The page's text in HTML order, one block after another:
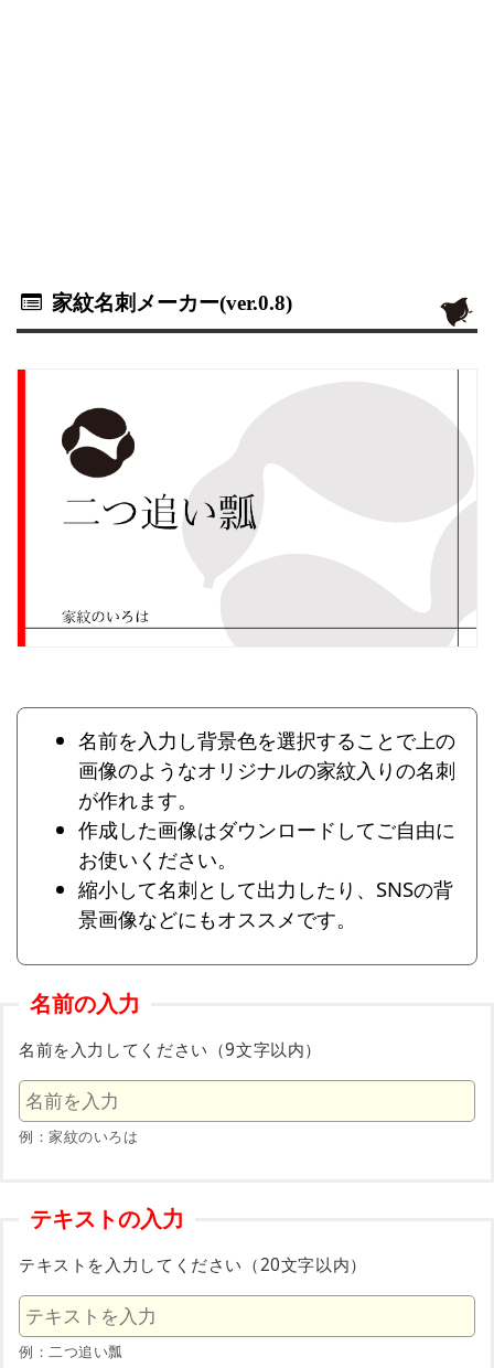
家紋名刺メーカー(ver.0.8)
名前を入力し背景色を選択することで上の
画像のようなオリジナルの家紋入りの名刺
が作れます。
作成した画像はダウンロードしてご自由に
お使いください。
縮小して名刺として出力したり、SNSの背
景画像などにもオススメです。
名前の入力
名前を入力してください（9文字以内）
例：家紋のいろは
テキストの入力
テキストを入力してください（20文字以内）
例：二つ追い瓢